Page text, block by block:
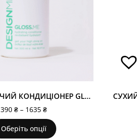
ЗВОЛОЖУЮЧИЙ КОНДИЦІОНЕР GLOSS.ME
390 ₴ – 1635 ₴
Оберіть опції